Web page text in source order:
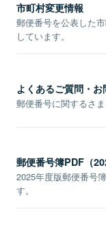
市町村変更情報
郵便番号を公表した
しています。
よくあるご質問・
郵便番号に関するさ
郵便番号簿PDF（
2025年度版郵便番号
す。